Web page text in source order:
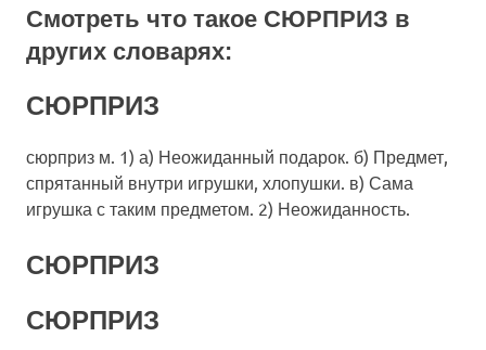
Смотреть что такое СЮРПРИЗ в
других словарях:
СЮРПРИЗ
сюрприз м. 1) а) Неожиданный подарок. б) Предмет,
спрятанный внутри игрушки, хлопушки. в) Сама
игрушка с таким предметом. 2) Неожиданность.
СЮРПРИЗ
СЮРПРИЗ